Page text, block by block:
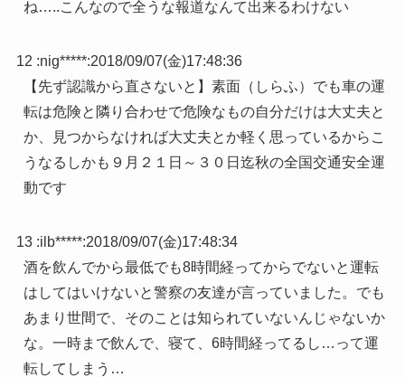
ね…..こんなので全うな報道なんて出来るわけない
12 :nig*****:2018/09/07(金)17:48:36
【先ず認識から直さないと】素面（しらふ）でも車の運
転は危険と隣り合わせで危険なもの自分だけは大丈夫と
か、見つからなければ大丈夫とか軽く思っているからこ
うなるしかも９月２１日～３０日迄秋の全国交通安全運
動です
13 :ilb*****:2018/09/07(金)17:48:34
酒を飲んでから最低でも8時間経ってからでないと運転
はしてはいけないと警察の友達が言っていました。でも
あまり世間で、そのことは知られていないんじゃないか
な。一時まで飲んで、寝て、6時間経ってるし…って運
転してしまう…